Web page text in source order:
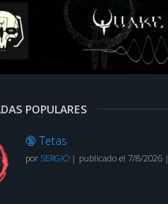
POPULARES
🔞 Tetas
por SERGIO| publicado el 7/8/2026|